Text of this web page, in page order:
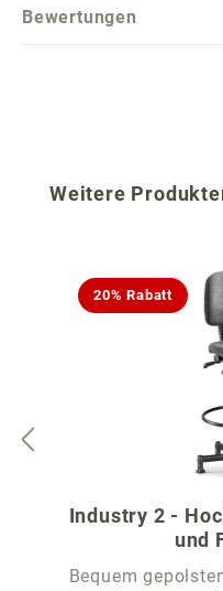
Bewertungen
Produktgalerie
Weitere
20% Rabatt
Industry 2 -
und
Bequem